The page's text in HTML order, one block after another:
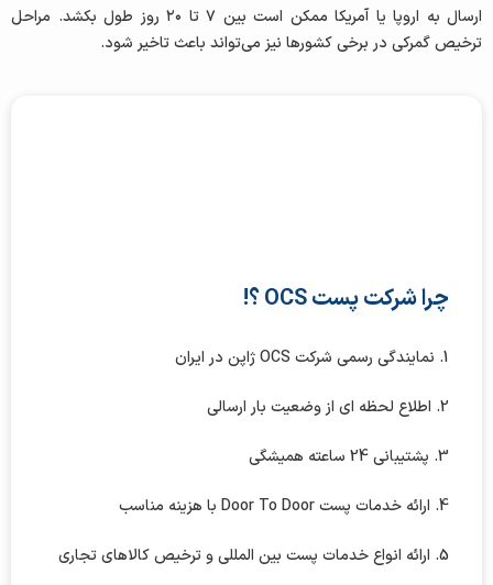
ارسال به اروپا یا آمریکا ممکن است بین ۷ تا ۲۰ روز طول بکشد. مراحل
ترخیص گمرکی در برخی کشورها نیز می‌تواند باعث تاخیر شود.
چرا شرکت پست OCS ؟!
1. نمایندگی رسمی شرکت OCS ژاپن در ایران
2. اطلاع لحظه ای از وضعیت بار ارسالی
3. پشتیبانی 24 ساعته همیشگی
4. ارائه خدمات پست Door To Door با هزینه مناسب
5. ارائه انواع خدمات پست بین المللی و ترخیص کالاهای تجاری